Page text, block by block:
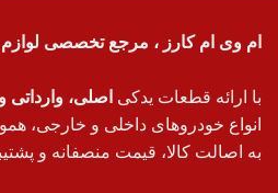
ام وی ام کارز ، مرجع تخصصی
با ارائه قطعات یدکی اصلی،
انواع خودروهای داخلی و خارجی،
به اصالت کالا، قیمت منصفانه و